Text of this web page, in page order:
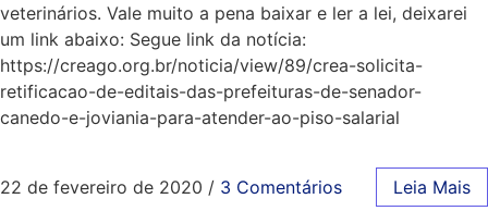
veterinários. Vale muito a pena baixar e ler a lei, deixarei
um link abaixo: Segue link da notícia:
https://creago.org.br/noticia/view/89/crea-solicita-
retificacao-de-editais-das-prefeituras-de-senador-
canedo-e-joviania-para-atender-ao-piso-salarial
22 de fevereiro de 2020 / 3 Comentários Leia Mais